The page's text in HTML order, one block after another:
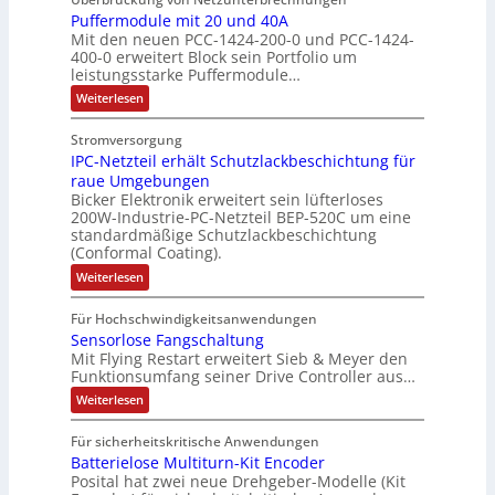
h
m
e
,
g
p
r
ä
g
t
d
u
r
c
h
d
a
s
A
u
s
e
u
m
V
o
r
s
a
n
d
d
e
s
V
D
M
A
E
l
e
t
r
i
s
s
e
b
e
s
ä
t
i
g
e
n
J
a
h
r
s
z
i
e
l
e
e
t
i
n
g
e
i
t
e
r
b
i
S
P
N
k
t
u
r
f
e
h
l
e
n
4
,
3
M
i
l
l
i
o
e
n
A
r
b
e
i
l
A
b
o
u
t
A
u
t
o
m
a
t
i
o
e
x
a
n
d
i
Puffermodule mit 20 und 40A
Mit den neuen PCC-1424-200-0 und PCC-1424-
400-0 erweitert Block sein Portfolio um
leistungsstarke Puffermodule…
Weiterlesen:
P
f
f
e
r
m
o
d
u
l
e
m
i
t
2
u
n
d
4
0
Stromversorgung
IPC-Netzteil erhält Schutzlackbeschichtung für
raue Umgebungen
Bicker Elektronik erweitert sein lüfterloses
200W-Industrie-PC-Netzteil BEP-520C um eine
standardmäßige Schutzlackbeschichtung
(Conformal Coating).
Weiterlesen:
I
C
-
N
e
t
z
t
i
l
e
Für Hochschwindigkeitsanwendungen
Sensorlose Fangschaltung
Mit Flying Restart erweitert Sieb & Meyer den
Funktionsumfang seiner Drive Controller aus…
Weiterlesen:
S
n
s
o
r
Für sicherheitskritische Anwendungen
Batterielose Multiturn-Kit Encoder
Posital hat zwei neue Drehgeber-Modelle (Kit